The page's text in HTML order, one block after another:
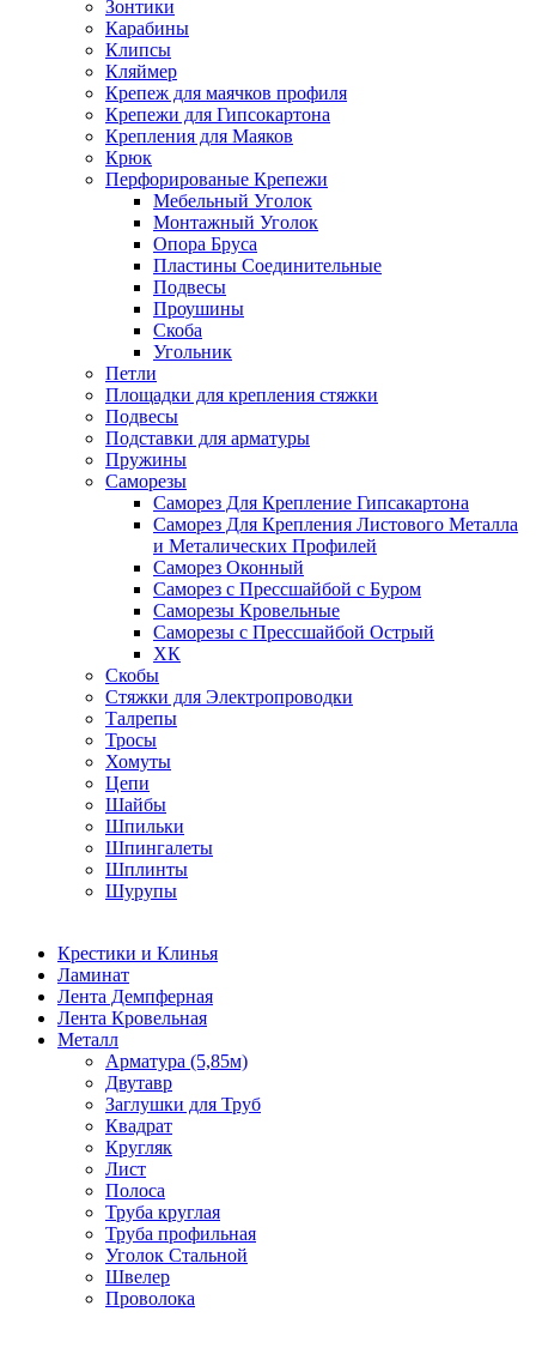
Зонтики
Карабины
Клипсы
Кляймер
Крепеж для маячков профиля
Крепежи для Гипсокартона
Крепления для Маяков
Крюк
Перфорированые Крепежи
Мебельный Уголок
Монтажный Уголок
Опора Бруса
Пластины Соединительные
Подвесы
Проушины
Скоба
Угольник
Петли
Площадки для крепления стяжки
Подвесы
Подставки для арматуры
Пружины
Саморезы
Саморез Для Крепление Гипсакартона
Саморез Для Крепления Листового Металла
и Металических Профилей
Саморез Оконный
Саморез с Прессшайбой с Буром
Саморезы Кровельные
Саморезы с Прессшайбой Острый
ХК
Скобы
Стяжки для Электропроводки
Талрепы
Тросы
Хомуты
Цепи
Шайбы
Шпильки
Шпингалеты
Шплинты
Шурупы
Крестики и Клинья
Ламинат
Лента Демпферная
Лента Кровельная
Металл
Арматура (5,85м)
Двутавр
Заглушки для Труб
Квадрат
Кругляк
Лист
Полоса
Труба круглая
Труба профильная
Уголок Стальной
Швелер
Проволока